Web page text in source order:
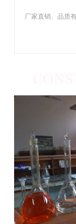
厂家直销、品质